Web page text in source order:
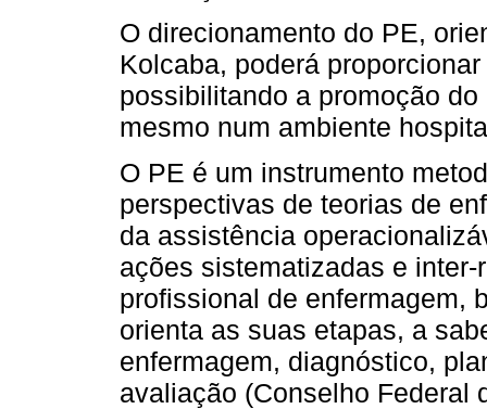
O direcionamento do PE,
Kolcaba, poderá
possibilitando a promoção
mesmo num ambiente
O PE é um instrumento
perspectivas de teorias de
da assistência
ações sistematizadas e
profissional de enfermagem,
orienta as suas etapas, a
enfermagem, diagnóstico,
avaliação (Conselho Federal